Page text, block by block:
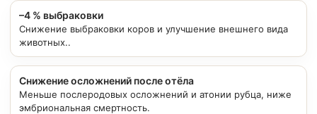
–4 % выбраковки
Снижение выбраковки коров и улучшение внешнего вида
животных..
Снижение осложнений после отёла
Меньше послеродовых осложнений и атонии рубца, ниже
эмбриональная смертность.